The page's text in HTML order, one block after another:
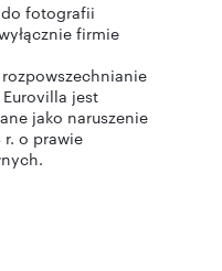
fotografii
firmie
jest
jako naruszenie
o prawie